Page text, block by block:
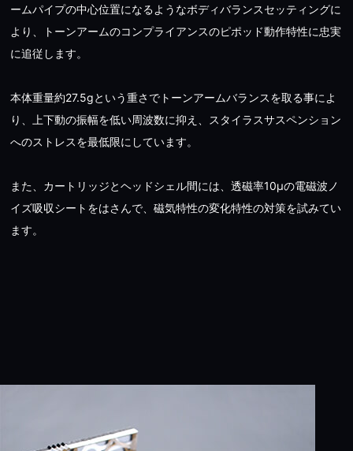
ームパイプの中心位置になるようなボディバランスセッティングに
より、トーンアームのコンプライアンスのピポッド動作特性に忠実
に追従します。
本体重量約27.5gという重さでトーンアームバランスを取る事によ
り、上下動の振幅を低い周波数に抑え、スタイラスサスペンション
へのストレスを最低限にしています。
また、カートリッジとヘッドシェル間には、透磁率10μの電磁波ノ
イズ吸収シートをはさんで、磁気特性の変化特性の対策を試みてい
ます。